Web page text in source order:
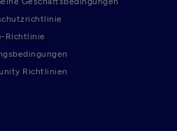
Richtlinie
Richtlinien